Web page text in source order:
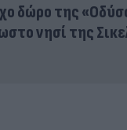
δώρο της
νησί της